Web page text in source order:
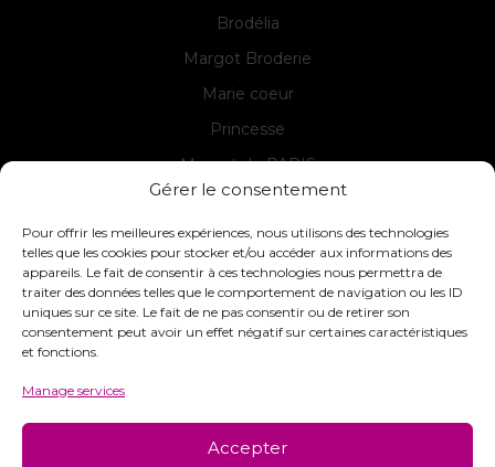
Gérer le consentement
Pour offrir les meilleures expériences, nous utilisons des technologies
telles que les cookies pour stocker et/ou accéder aux informations des
appareils. Le fait de consentir à ces technologies nous permettra de
traiter des données telles que le comportement de navigation ou les ID
uniques sur ce site. Le fait de ne pas consentir ou de retirer son
consentement peut avoir un effet négatif sur certaines caractéristiques
et fonctions.
Manage services
Accepter
Brodélia
Margot Broderie
Marie coeur
Princesse
Margot de PARIS
Seg de PARIS
Contact
INTERSTISS